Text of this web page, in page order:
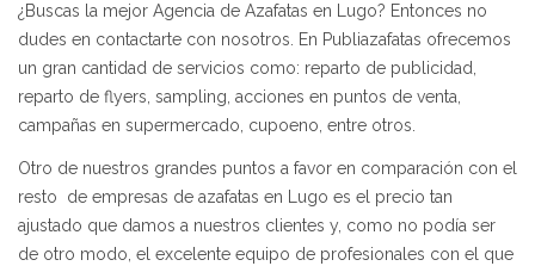
¿Buscas la mejor Agencia de Azafatas en Lugo? Entonces no
dudes en contactarte con nosotros. En Publiazafatas ofrecemos
un gran cantidad de servicios como: reparto de publicidad,
reparto de flyers, sampling, acciones en puntos de venta,
campañas en supermercado, cupoeno, entre otros.
Otro de nuestros grandes puntos a favor en comparación con el
resto de empresas de azafatas en Lugo es el precio tan
ajustado que damos a nuestros clientes y, como no podía ser
de otro modo, el excelente equipo de profesionales con el que